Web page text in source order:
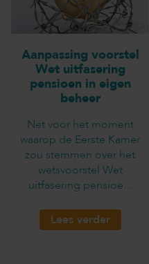
Aanpassing voorstel
Wet uitfasering
pensioen in eigen
beheer
Net voor het moment
waarop de Eerste Kamer
zou stemmen over het
wetsvoorstel Wet
uitfasering pensioe...
Lees verder